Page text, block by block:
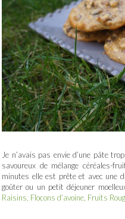
Je n’avais pas envie d’une pâte
savoureux de mélange céréales-
minutes elle est prête et avec une
goûter ou un petit déjeuner
Raisins, Flocons d’avoine, Fruits